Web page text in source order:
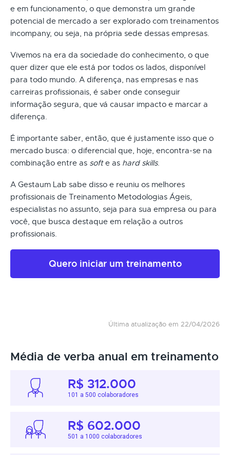
e em funcionamento, o que demonstra um grande
potencial de mercado a ser explorado com treinamentos
incompany, ou seja, na própria sede dessas empresas.
Vivemos na era da sociedade do conhecimento, o que
quer dizer que ele está por todos os lados, disponível
para todo mundo. A diferença, nas empresas e nas
carreiras profissionais, é saber onde conseguir
informação segura, que vá causar impacto e marcar a
diferença.
É importante saber, então, que é justamente isso que o
mercado busca: o diferencial que, hoje, encontra-se na
combinação entre as softe as hard skills.
A Gestaum Lab sabe disso e reuniu os melhores
profissionais de Treinamento Metodologias Ágeis,
especialistas no assunto, seja para sua empresa ou para
você, que busca destaque em relação a outros
profissionais.
Quero iniciar um treinamento
Última atualização em 22/04/2026
Média de verba anual em treinamento
R$ 312.000
101 a 500 colaboradores
R$ 602.000
501 a 1000 colaboradores